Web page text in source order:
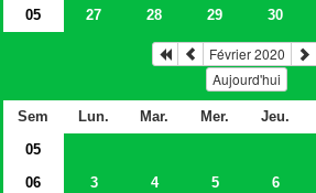
05
27 28 29 30
Février 2020
Aujourd'hui
Sem Lun. Mar. Mer. Jeu.
05
06
3 4 5 6